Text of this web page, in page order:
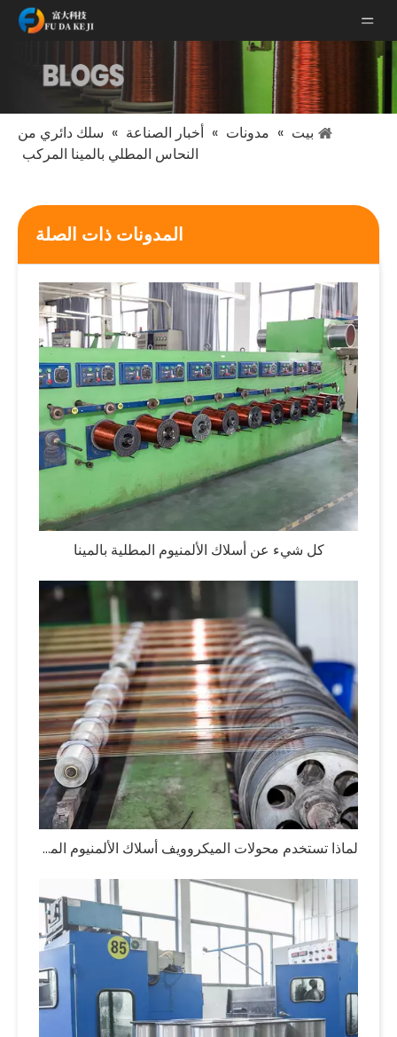
بيت » مدونات » أخبار الصناعة » سلك دائري من
النحاس المطلي بالمينا المركب
المدونات ذات الصلة
كل شيء عن أسلاك الألمنيوم المطلية بالمينا
لماذا تستخدم محولات الميكروويف أسلاك الألمنيوم المطلية بالمينا؟